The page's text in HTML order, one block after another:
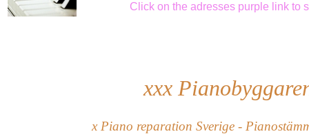
Click on the adresses purple link to
xxx
x Piano reparation Sverige -